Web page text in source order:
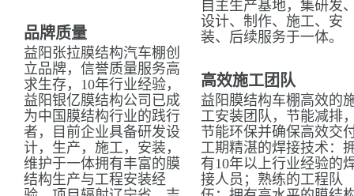
品牌质量
益阳张拉膜结构汽车棚创
立品牌，信誉质量服务高
求生存，10年行业经验，
益阳银亿膜结构公司已成
为中国膜结构行业的践行
者，目前企业具备研发设
计，生产，施工，安装，
维护于一体拥有丰富的膜
结构生产与工程安装经
自主生产基地，集研发
设计、制作、施工、安
装、后续服务于一体。
高效施工团队
益阳膜结构车棚高效的
工安装团队，节能减排
节能环保并确保高效交
工期精湛的焊接技术：
有10年以上行业经验的
接人员；熟练的工程队